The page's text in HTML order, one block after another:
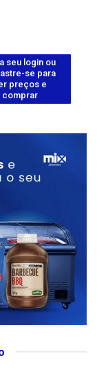
seu login ou
se para
preços e
comprar